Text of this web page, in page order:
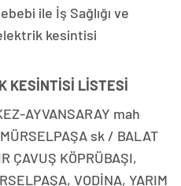
ile İş Sağlığı ve
kesintisi
KESİNTİSİ LİSTESİ
AYVANSARAY mah
sk / BALAT
ÇAVUŞ KÖPRÜBAŞI,
VODİNA, YARIM